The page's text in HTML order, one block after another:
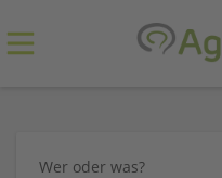
Wer oder was?